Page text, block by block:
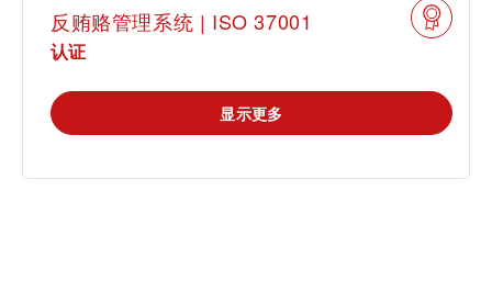
反贿赂管理系统 | ISO 37001
认证
显示更多